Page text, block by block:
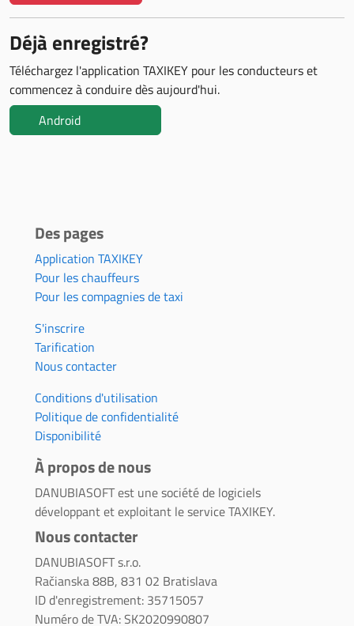
Déjà enregistré?
Téléchargez l'application TAXIKEY pour les conducteurs et
commencez à conduire dès aujourd'hui.
Android
Des pages
Application TAXIKEY
Pour les chauffeurs
Pour les compagnies de taxi
S'inscrire
Tarification
Nous contacter
Conditions d'utilisation
Politique de confidentialité
Disponibilité
À propos de nous
DANUBIASOFT est une société de logiciels
développant et exploitant le service TAXIKEY.
Nous contacter
DANUBIASOFT s.r.o.
Račianska 88B, 831 02 Bratislava
ID d'enregistrement: 35715057
Numéro de TVA: SK2020990807